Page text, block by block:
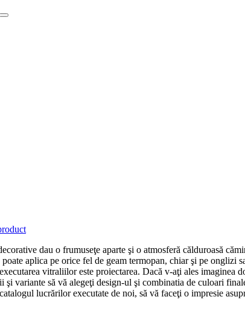
dau o frumuseţe aparte şi o atmosferă călduroasă
aplica pe orice fel de geam termopan, chiar şi pe
vitraliilor este proiectarea. Dacă v-aţi ales
şi variante să vă alegeţi design-ul şi combinatia de culoari
lucrărilor executate de noi, să vă faceţi o impresie